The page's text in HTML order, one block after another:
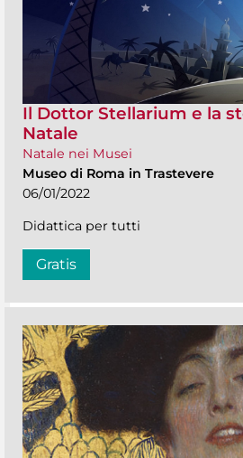
Il Dottor Stellarium e la
Natale
Natale nei Musei
Museo di Roma in Trastevere
06/01/2022
Didattica per tutti
Gratis